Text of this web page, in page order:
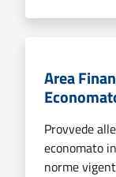
Area
Provvede
economato
norme